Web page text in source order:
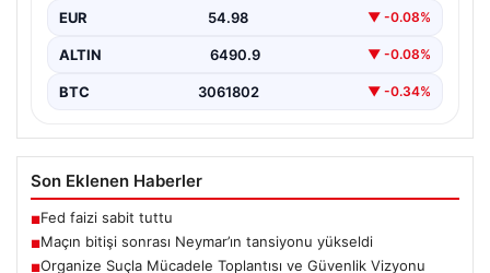
EUR 54.98 ▼ -0.08%
ALTIN 6490.9 ▼ -0.08%
BTC 3061802 ▼ -0.34%
Son Eklenen Haberler
■Fed faizi sabit tuttu
■Maçın bitişi sonrası Neymar’ın tansiyonu yükseldi
■Organize Suçla Mücadele Toplantısı ve Güvenlik Vizyonu